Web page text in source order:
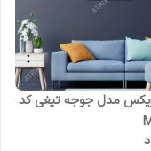
مدل جوجه تیغی کد